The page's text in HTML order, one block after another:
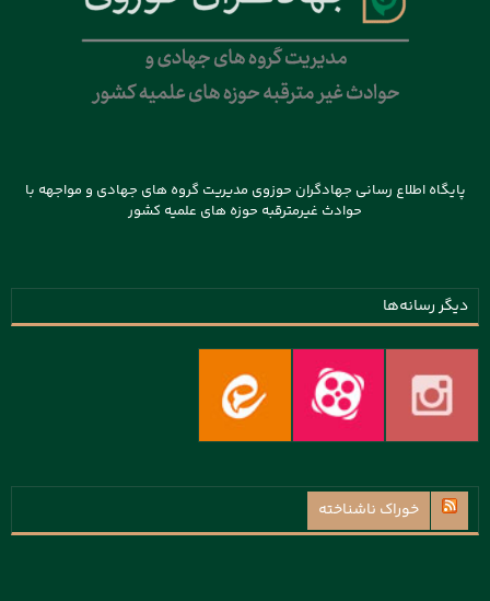
پایگاه اطلاع رسانی جهادگران حوزوی مدیریت گروه های جهادی و مواجهه با
حوادث غیرمترقبه حوزه های علمیه کشور
دیگر رسانه‌ها
خوراک ناشناخته